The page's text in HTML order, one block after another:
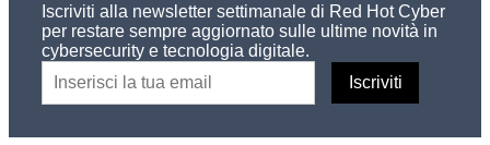
Iscriviti alla newsletter settimanale di Red Hot Cyber
per restare sempre aggiornato sulle ultime novità in
cybersecurity e tecnologia digitale.